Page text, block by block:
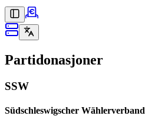
Partidonasjoner
SSW
Südschleswigscher Wählerverband